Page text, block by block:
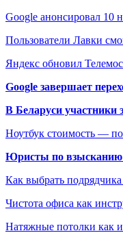
Google анонсировал 10
Пользователи Лавки
Яндекс обновил
Google завершает
В Беларуси участники
Ноутбук стоимость —
Юристы по взысканию
Как выбрать
Чистота офиса как
Натяжные потолки как